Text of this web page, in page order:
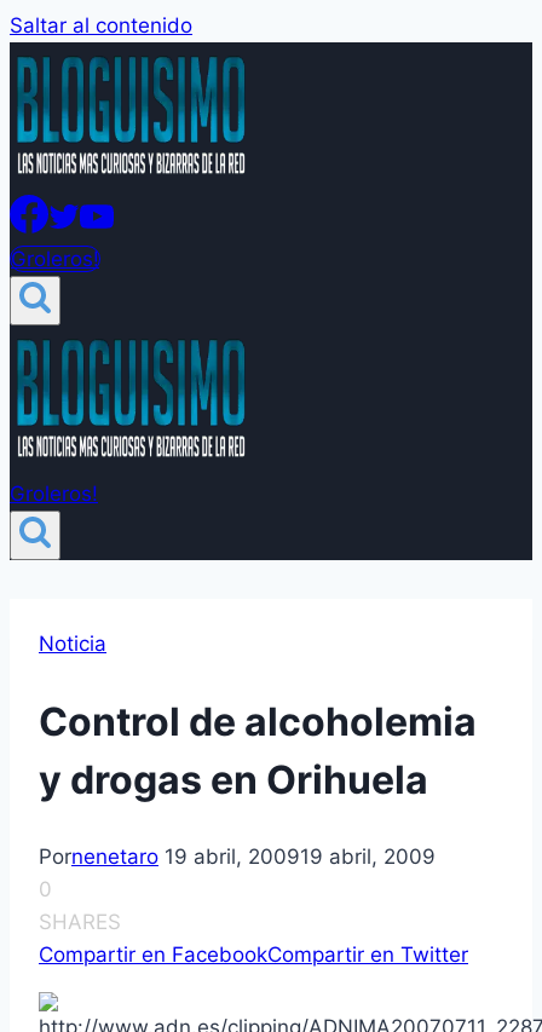
Saltar al contenido
Groleros!
Groleros!
Noticia
Control de alcoholemia
y drogas en Orihuela
Pornenetaro 19 abril, 200919 abril, 2009
0
SHARES
Compartir en FacebookCompartir en Twitter